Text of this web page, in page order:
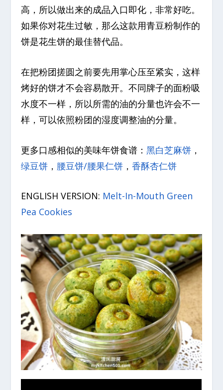
高，所以做出来的成品入口即化，非常好吃。
如果你对花生过敏，那么这款用青豆粉制作的
饼是花生饼的最佳替代品。
在把粉团搓圆之前要先用掌心压至紧实，这样
烤好的饼才不会容易散开。不同牌子的面粉吸
水度不一样，所以所需的油的分量也许会不一
样，可以依照粉团的湿度调整油的分量。
更多口感相似的美味年饼食谱：黑白芝麻饼 ，
绿豆饼 ， 腰豆饼/腰果仁饼 ，香酥杏仁饼
ENGLISH VERSION: Melt-In-Mouth Green
Pea Cookies